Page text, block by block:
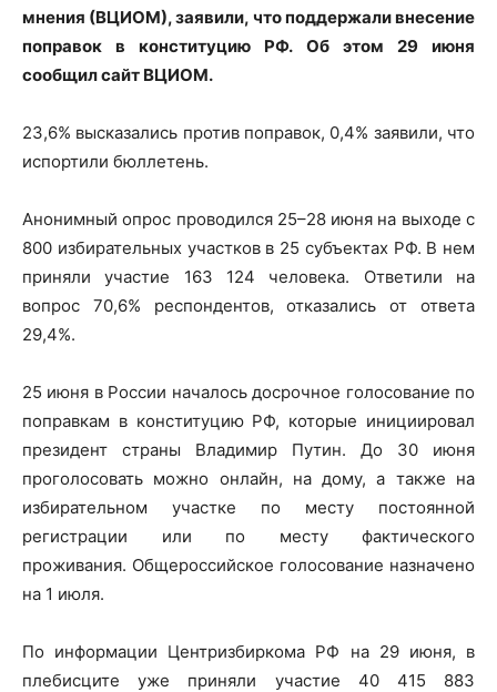
мнения (ВЦИОМ), заявили, что поддержали внесение
поправок в конституцию РФ. Об этом 29 июня
сообщил сайт ВЦИОМ.
23,6% высказались против поправок, 0,4% заявили, что
испортили бюллетень.
Анонимный опрос проводился 25–28 июня на выходе с
800 избирательных участков в 25 субъектах РФ. В нем
приняли участие 163 124 человека. Ответили на
вопрос 70,6% респондентов, отказались от ответа
29,4%.
25 июня в России началось досрочное голосование по
поправкам в конституцию РФ, которые инициировал
президент страны Владимир Путин. До 30 июня
проголосовать можно онлайн, на дому, а также на
избирательном участке по месту постоянной
регистрации или по месту фактического
проживания. Общероссийское голосование назначено
на 1 июля.
По информации Центризбиркома РФ на 29 июня, в
плебисците уже приняли участие 40 415 883